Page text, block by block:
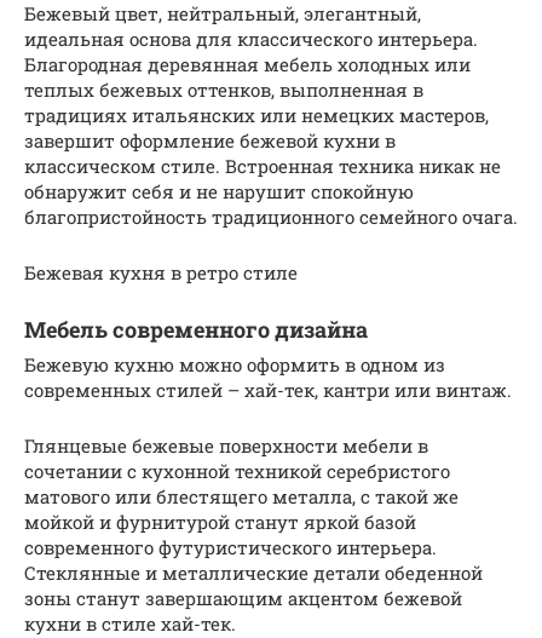
Бежевый цвет, нейтральный, элегантный,
идеальная основа для классического интерьера.
Благородная деревянная мебель холодных или
теплых бежевых оттенков, выполненная в
традициях итальянских или немецких мастеров,
завершит оформление бежевой кухни в
классическом стиле. Встроенная техника никак не
обнаружит себя и не нарушит спокойную
благопристойность традиционного семейного очага.
Бежевая кухня в ретро стиле
Мебель современного дизайна
Бежевую кухню можно оформить в одном из
современных стилей – хай-тек, кантри или винтаж.
Глянцевые бежевые поверхности мебели в
сочетании с кухонной техникой серебристого
матового или блестящего металла, с такой же
мойкой и фурнитурой станут яркой базой
современного футуристического интерьера.
Стеклянные и металлические детали обеденной
зоны станут завершающим акцентом бежевой
кухни в стиле хай-тек.